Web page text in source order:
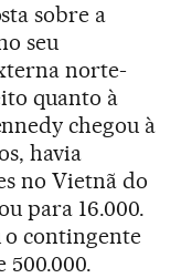
sobre a
seu
norte-
quanto à
chegou à
havia
no Vietnã do
para 16.000.
contingente